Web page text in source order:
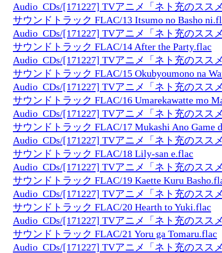
Audio_CDs/[171227] TVアニメ「ネト充のスス
サウンドトラック FLAC/13 Itsumo no Basho
Audio_CDs/[171227] TVアニメ「ネト充のスス
サウンドトラック FLAC/14 After the Party.flac
Audio_CDs/[171227] TVアニメ「ネト充のスス
サウンドトラック FLAC/15 Okubyoumono na
Audio_CDs/[171227] TVアニメ「ネト充のスス
サウンドトラック FLAC/16 Umarekawatte mo
Audio_CDs/[171227] TVアニメ「ネト充のスス
サウンドトラック FLAC/17 Mukashi Ano Game
Audio_CDs/[171227] TVアニメ「ネト充のスス
サウンドトラック FLAC/18 Lily-san e.flac
Audio_CDs/[171227] TVアニメ「ネト充のスス
サウンドトラック FLAC/19 Kaette Kuru
Audio_CDs/[171227] TVアニメ「ネト充のスス
サウンドトラック FLAC/20 Hearth to Yuki.flac
Audio_CDs/[171227] TVアニメ「ネト充のスス
サウンドトラック FLAC/21 Yoru ga Tomaru.flac
Audio_CDs/[171227] TVアニメ「ネト充のスス